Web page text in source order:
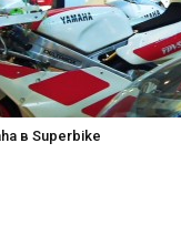
в Superbike